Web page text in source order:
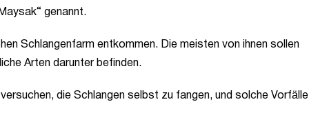
genannt.
Schlangenfarm entkommen. Die meisten von ihnen sollen
Arten darunter befinden.
die Schlangen selbst zu fangen, und solche Vorfälle